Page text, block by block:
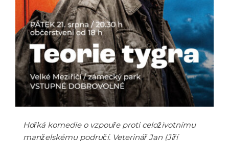
Hořká komedie o vzpouře proti celoživotnímu
manželskému područí. Veterinář Jan (Jiří